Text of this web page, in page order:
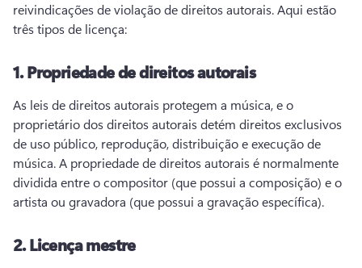
reivindicações de violação de direitos autorais. Aqui estão
três tipos de licença:
1.Propriedade de direitos autorais
As leis de direitos autorais protegem a música, e o
proprietário dos direitos autorais detém direitos exclusivos
de uso público, reprodução, distribuição e execução de
música. A propriedade de direitos autorais é normalmente
dividida entre o compositor (que possui a composição) e o
artista ou gravadora (que possui a gravação específica).
2.Licença mestre